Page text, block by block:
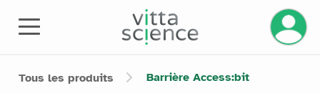
Tous les produits Barrière Access:bit